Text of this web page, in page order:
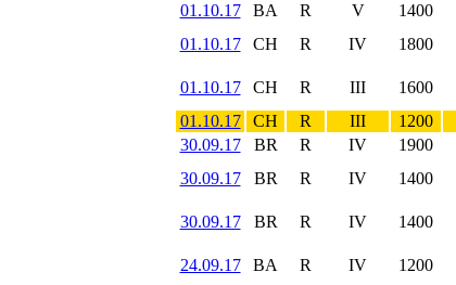
01.10.17
BA R V 1400
01.10.17
CH R IV 1800
01.10.17 CH R III 1600
01.10.17
CH R III 1200
30.09.17
BR R IV 1900
30.09.17
BR R IV 1400
30.09.17 BR R IV 1400
24.09.17 BA R IV 1200